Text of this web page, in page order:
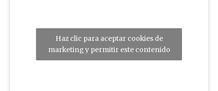
Haz clic para aceptar cookies de
marketing y permitir este contenido